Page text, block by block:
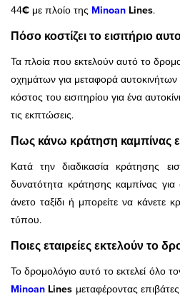
44€ με πλοίο της Minoan Lines.
Πόσο κοστίζει το εισιτήριο
Τα πλοία που εκτελούν αυτό το
οχημάτων για μεταφορά
κόστος του εισιτηρίου για ένα
τις εκπτώσεις.
Πως κάνω κράτηση καμπίνας
Κατά την διαδικασία κράτησης
δυνατότητα κράτησης καμπίνας
άνετο ταξίδι ή μπορείτε να κάνετε
τύπου.
Ποιες εταιρείες εκτελούν το
Το δρομολόγιο αυτό το εκτελεί όλο
Minoan Lines μεταφέροντας